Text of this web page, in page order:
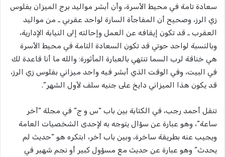
سعادة تامة في محيط الأسرة، وأن أبشر مواليد برج الميزان بفلوس
زي الرز، وصحيح أن المفاجأة السارة لواحد عقربي ـ من مواليد
العقرب ـ قد تكون إيقافه عن العمل وإحالته إلى النيابة الإدارية،
وبالنسبة لواحد حوتي قد تكون السعادة التامة في محيط الأسرة
هي خناقة لرب السما تنتهي بالعبارة المأثورة: والله ما أنا قاعدة لك
في البيت، وفي الوقت الذي أبشر فيه واحد ميزاني بفلوس زي الرز،
قد يكون هذا الميزاني دايخ على جنيه سلف لأول الشهر”.
تنقل أحمد رجب، في الكتابة بين باب “س و ج” في مجلة “آخر
ساعة”، وهو عبارة عن سؤال يتوجه به لإحدى الشخصيات العامة
ويجيب عنه بطريقة ساخرة، وبين باب آخر، ابتكره هو “حديث لم
يحدث” وهو عبارة عن حديث مع مسؤول كبير أو نجم شهير في